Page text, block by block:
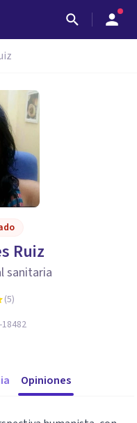
Ruiz
sanitaria
(5)
18482
Opiniones